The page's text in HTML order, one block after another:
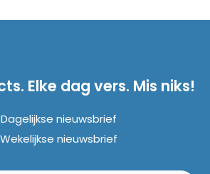
Elke dag vers. Mis niks!
Dagelijkse nieuwsbrief
Wekelijkse nieuwsbrief